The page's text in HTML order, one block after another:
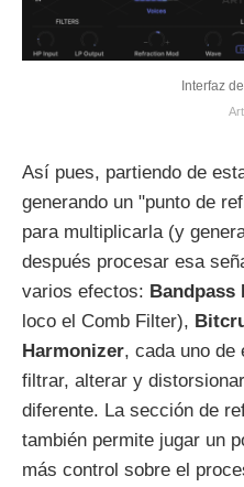
Interfaz
Así pues, partiendo de
generando un "punto de
para multiplicarla (y
después procesar esa
varios efectos: Bandpass
loco el Comb Filter),
Harmonizer, cada uno de
filtrar, alterar y
diferente. La sección de
también permite jugar un
más control sobre el